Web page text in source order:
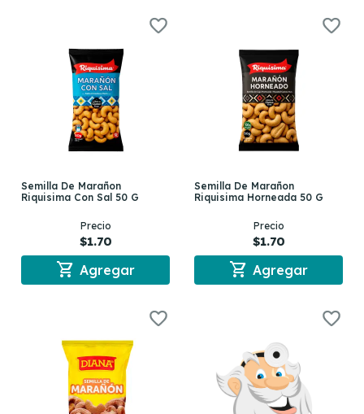
Semilla De Marañon
Riquisima Con Sal 50 G
Precio
$1.70
shopping_cart Agregar
Semilla De Marañon
Riquisima Horneada 50 G
Precio
$1.70
shopping_cart Agregar